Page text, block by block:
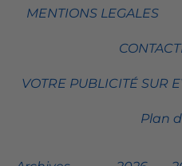
MENTIONS LEGALES
VOTRE PUBLICITÉ SUR
Plan